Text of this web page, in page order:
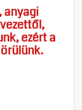
anyagi
ezért a